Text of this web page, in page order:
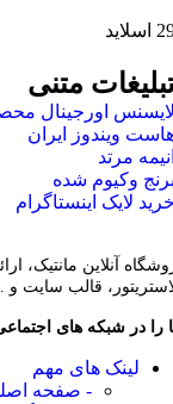
متنی
اورجینال
ویندوز ایران
مرتد
وکیوم شده
لایک اینستاگرام
آنلاین مانتیک،
قالب سایت و
را در شبکه های
لینک های مهم
- صفحه